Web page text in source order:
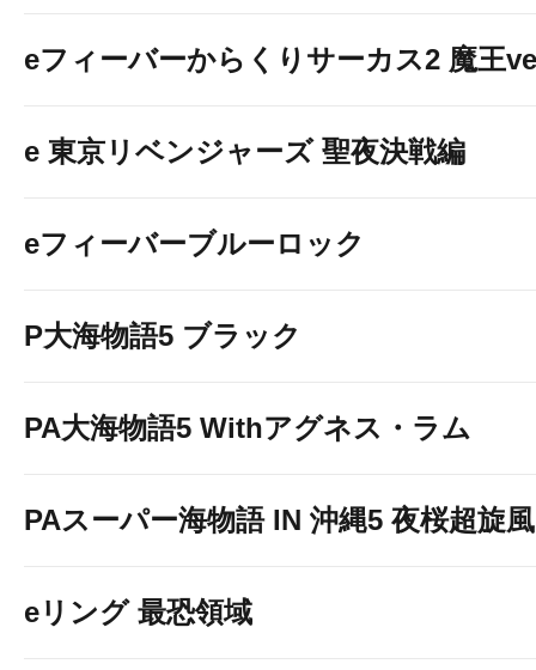
eフィーバーからくりサーカス2 魔王
e 東京リベンジャーズ 聖夜決戦編
eフィーバーブルーロック
P大海物語5 ブラック
PA大海物語5 Withアグネス・ラム
PAスーパー海物語 IN 沖縄5 夜桜超旋
eリング 最恐領域